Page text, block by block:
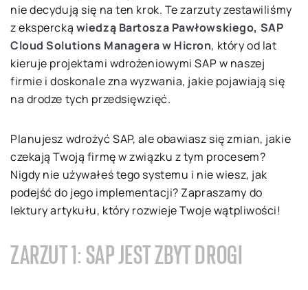
nie decydują się na ten krok. Te zarzuty zestawiliśmy
z ekspercką wiedzą Bartosza Pawłowskiego, SAP
Cloud Solutions Managera w Hicron, który od lat
kieruje projektami wdrożeniowymi SAP w naszej
firmie i doskonale zna wyzwania, jakie pojawiają się
na drodze tych przedsięwzięć.
Planujesz wdrożyć SAP, ale obawiasz się zmian, jakie
czekają Twoją firmę w związku z tym procesem?
Nigdy nie używałeś tego systemu i nie wiesz, jak
podejść do jego implementacji? Zapraszamy do
lektury artykułu, który rozwieje Twoje wątpliwości!
ZARZUT 1: SAP JEST ZBYT DROGI